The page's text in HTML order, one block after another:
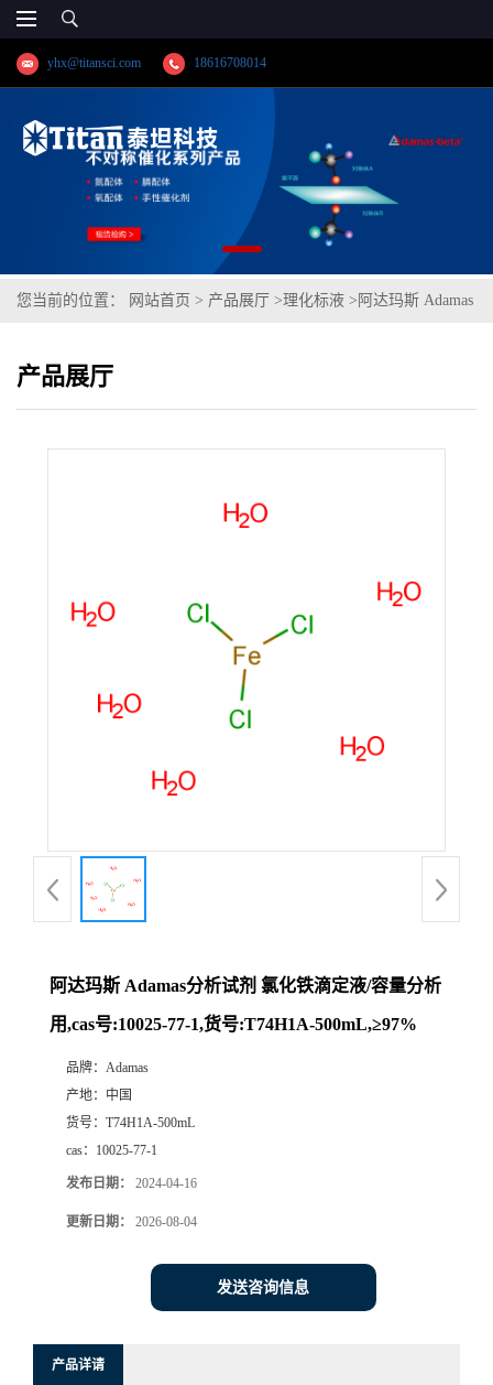
yhx@titansci.com 18616708014
您当前的位置： 网站首页 > 产品展厅 >理化标液 > 阿达玛斯 Adamas
500mL,≥97%
产品展厅
阿达玛斯 Adamas分析试剂 氯化铁滴定液/容量分析
用,cas号:10025-77-1,货号:T74H1A-500mL,≥97%
品牌： Adamas
产地： 中国
货号： T74H1A-500mL
cas： 10025-77-1
发布日期： 2024-04-16
更新日期： 2026-08-04
发送咨询信息
产品详请